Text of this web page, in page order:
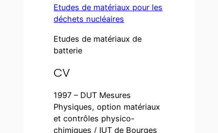
Etudes de matériaux pour les
déchets nucléaires
Etudes de matériaux de
batterie
CV
1997 – DUT Mesures
Physiques, option matériaux
et contrôles physico-
chimiques / IUT de Bourges